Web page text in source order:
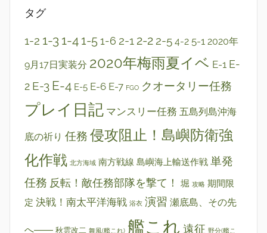
タグ
1-2 1-3 1-4 1-5 1-6 2-1 2-2 2-5 4-2 5-1 2020年
9月17日実装分 2020年梅雨夏イベ E-1 E-
2 E-3 E-4 E-5 E-6 E-7 FGO クオータリー任務
プレイ日記 マンスリー任務 五島列島沖海
底の祈り 任務 侵攻阻止！島嶼防衛強
化作戦 北方海域 南方戦線 島嶼海上輸送作戦 単発
任務 反転！敵任務部隊を撃て！ 堀 攻略 期間限
定 決戦！南太平洋海戦 浴衣 演習 瀬底島、その先
へ―― 秋雲改二 舞風(艦これ) 艦これ 遠征 野分(艦こ